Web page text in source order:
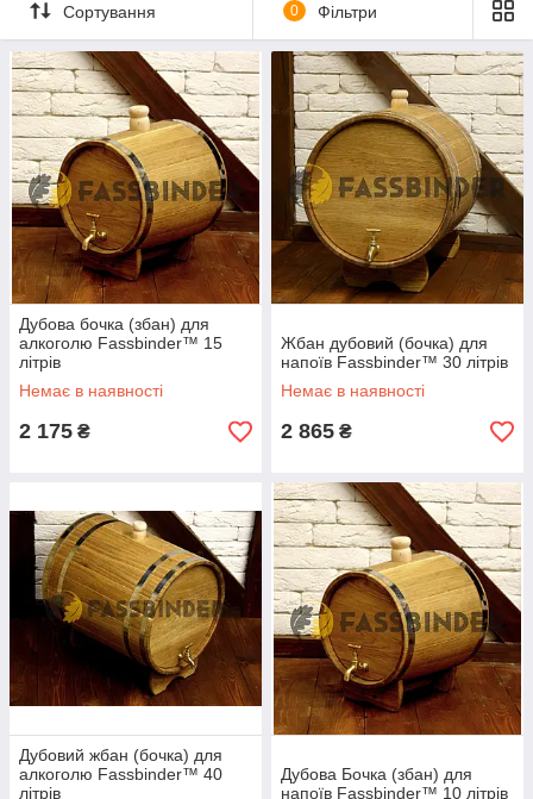
Сортування 0 Фільтри
Дубова бочка (збан) для
алкоголю Fassbinder™ 15
літрів
Немає в наявності
2 175 ₴
Жбан дубовий (бочка) для
напоїв Fassbinder™ 30 літрів
Немає в наявності
2 865 ₴
Дубовий жбан (бочка) для
алкоголю Fassbinder™ 40
літрів
Дубова Бочка (збан) для
напоїв Fassbinder™ 10 літрів